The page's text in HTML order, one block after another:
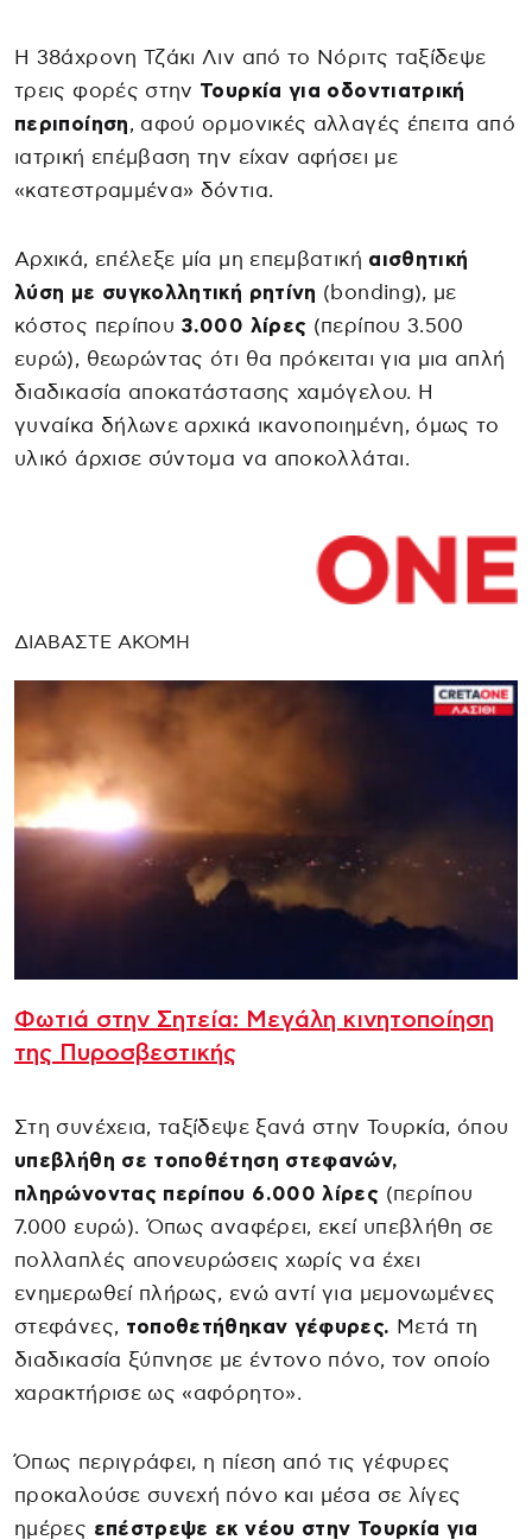
Η 38άχρονη Τζάκι Λιν από το Νόριτς ταξίδεψε
τρεις φορές στην Τουρκία για οδοντιατρική
περιποίηση, αφού ορμονικές αλλαγές έπειτα από
ιατρική επέμβαση την είχαν αφήσει με
«κατεστραμμένα» δόντια.
Αρχικά, επέλεξε μία μη επεμβατική αισθητική
λύση με συγκολλητική ρητίνη (bonding), με
κόστος περίπου 3.000 λίρες (περίπου 3.500
ευρώ), θεωρώντας ότι θα πρόκειται για μια απλή
διαδικασία αποκατάστασης χαμόγελου. Η
γυναίκα δήλωνε αρχικά ικανοποιημένη, όμως το
υλικό άρχισε σύντομα να αποκολλάται.
ΔΙΑΒΑΣΤΕ ΑΚΟΜΗ
Φωτιά στην Σητεία: Μεγάλη κινητοποίηση
της Πυροσβεστικής
Στη συνέχεια, ταξίδεψε ξανά στην Τουρκία, όπου
υπεβλήθη σε τοποθέτηση στεφανών,
πληρώνοντας περίπου 6.000 λίρες (περίπου
7.000 ευρώ). Όπως αναφέρει, εκεί υπεβλήθη σε
πολλαπλές απονευρώσεις χωρίς να έχει
ενημερωθεί πλήρως, ενώ αντί για μεμονωμένες
στεφάνες, τοποθετήθηκαν γέφυρες. Μετά τη
διαδικασία ξύπνησε με έντονο πόνο, τον οποίο
χαρακτήρισε ως «αφόρητο».
Όπως περιγράφει, η πίεση από τις γέφυρες
προκαλούσε συνεχή πόνο και μέσα σε λίγες
ημέρες επέστρεψε εκ νέου στην Τουρκία για